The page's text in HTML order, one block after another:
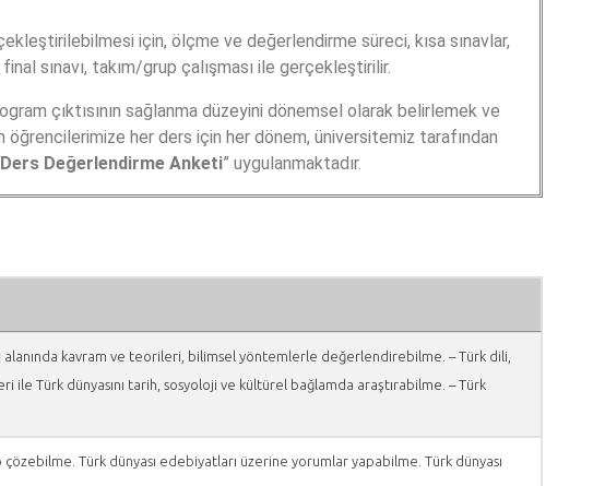
için, ölçme ve değerlendirme süreci, kısa sınavlar,
final sınavı, takım/grup çalışması ile gerçekleştirilir.
çıktısının sağlanma düzeyini dönemsel olarak belirlemek ve
öğrencilerimize her ders için her dönem, üniversitemiz tarafından
Ders Değerlendirme Anketi” uygulanmaktadır.
kavram ve teorileri, bilimsel yöntemlerle değerlendirebilme. – Türk dili,
Türk dünyasını tarih, sosyoloji ve kültürel bağlamda araştırabilme. – Türk
Türk dünyası edebiyatları üzerine yorumlar yapabilme. Türk dünyası